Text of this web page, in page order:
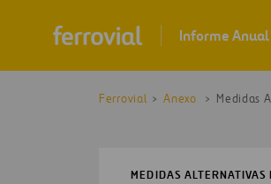
Ferrovial Anexo Medidas
MEDIDAS ALTERNATIVAS